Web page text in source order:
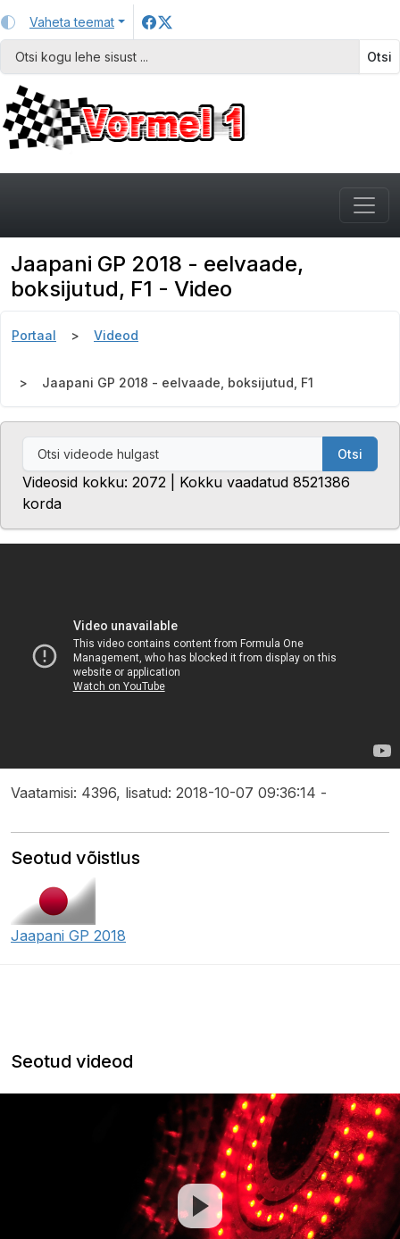
Vaheta teemat
Otsi
Jaapani GP 2018 - eelvaade,
boksijutud, F1 - Video
Portaal Videod
Jaapani GP 2018 - eelvaade, boksijutud, F1
Otsi
Videosid kokku: 2072 | Kokku vaadatud 8521386
korda
Vaatamisi: 4396, lisatud: 2018-10-07 09:36:14 -
Seotud võistlus
Jaapani GP 2018
Seotud videod